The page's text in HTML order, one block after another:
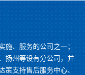
施、服务的公司之一；
扬州等设有分公司，并
支持售后服务中心、